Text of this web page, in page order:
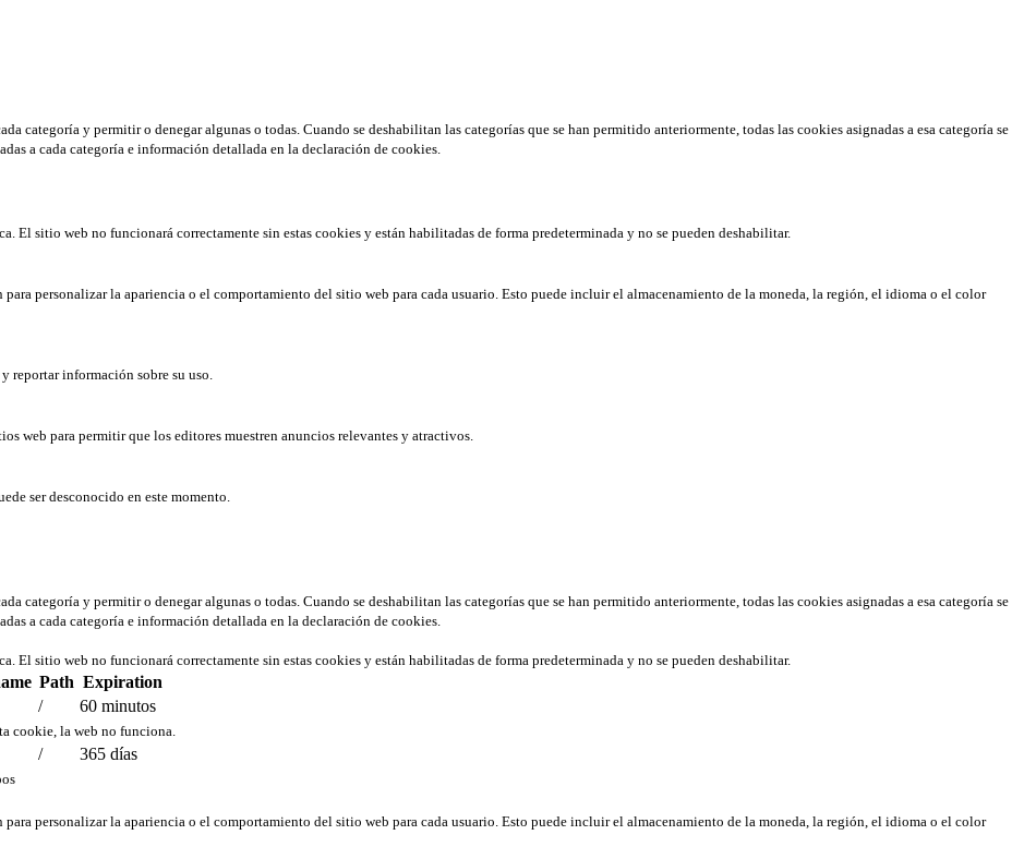
categoría y permitir o denegar algunas o todas. Cuando se deshabilitan las categorías que se han permitido anteriormente, todas las cookies asignadas a esa categoría se
a cada categoría e información detallada en la declaración de cookies.
El sitio web no funcionará correctamente sin estas cookies y están habilitadas de forma predeterminada y no se pueden deshabilitar.
personalizar la apariencia o el comportamiento del sitio web para cada usuario. Esto puede incluir el almacenamiento de la moneda, la región, el idioma o el color
reportar información sobre su uso.
web para permitir que los editores muestren anuncios relevantes y atractivos.
ser desconocido en este momento.
categoría y permitir o denegar algunas o todas. Cuando se deshabilitan las categorías que se han permitido anteriormente, todas las cookies asignadas a esa categoría se
a cada categoría e información detallada en la declaración de cookies.
El sitio web no funcionará correctamente sin estas cookies y están habilitadas de forma predeterminada y no se pueden deshabilitar.
Path Expiration
/ 60 minutos
cookie, la web no funciona.
/ 365 días
personalizar la apariencia o el comportamiento del sitio web para cada usuario. Esto puede incluir el almacenamiento de la moneda, la región, el idioma o el color